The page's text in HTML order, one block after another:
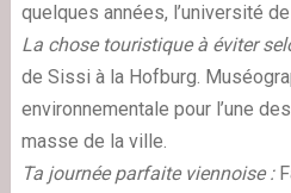
quelques années, l’université
La chose touristique à éviter
de Sissi à la Hofburg.
environnementale pour l’une
masse de la ville.
Ta journée parfaite viennoise :